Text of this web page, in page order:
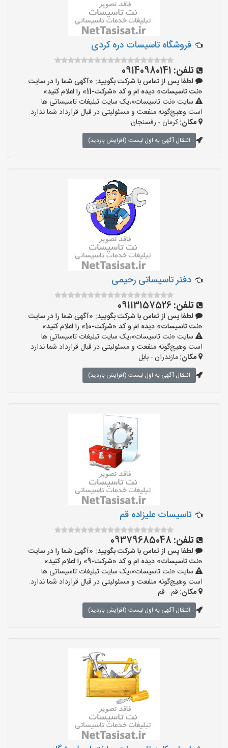
‌فروشگاه تاسیسات دره کردی
تلفن: 09140980141
لطفا پس از تماس با شرکت بگویید: «آگهی شما را در سایت
«نت تاسیسات» دیده ام و کد «شرکت-11» را اعلام کنید»
سایت «نت تاسیسات»،یک سایت تبلیغات تاسیساتی ها
است وهیچ‌گونه منفعت و مسئولیتی در قبال قرارداد شما ندارد.
مکان:کرمان - رفسنجان
انتقال آگهی به اول لیست (افزایش بازدید)
دفتر تاسیساتی رحیمی
تلفن: 09113157526
لطفا پس از تماس با شرکت بگویید: «آگهی شما را در سایت
«نت تاسیسات» دیده ام و کد «شرکت-10» را اعلام کنید»
سایت «نت تاسیسات»،یک سایت تبلیغات تاسیساتی ها
است وهیچ‌گونه منفعت و مسئولیتی در قبال قرارداد شما ندارد.
مکان:مازندران - بابل
انتقال آگهی به اول لیست (افزایش بازدید)
تاسیسات علیزاده قم
تلفن: 09379685048
لطفا پس از تماس با شرکت بگویید: «آگهی شما را در سایت
«نت تاسیسات» دیده ام و کد «شرکت-9» را اعلام کنید»
سایت «نت تاسیسات»،یک سایت تبلیغات تاسیساتی ها
است وهیچ‌گونه منفعت و مسئولیتی در قبال قرارداد شما ندارد.
مکان: قم - قم
انتقال آگهی به اول لیست (افزایش بازدید)